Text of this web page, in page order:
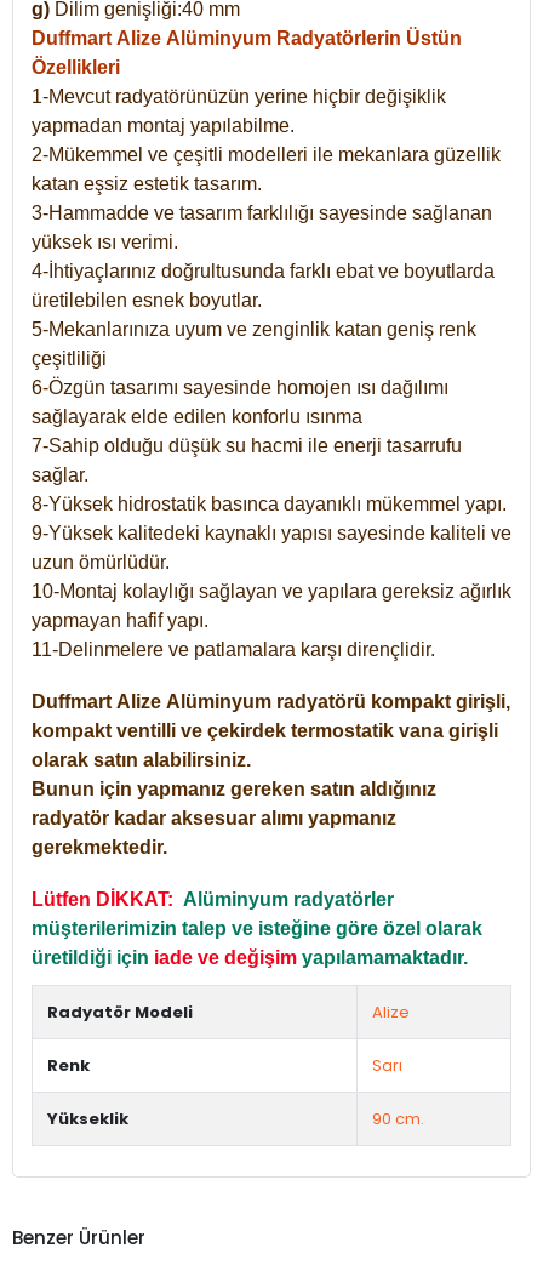
g) Dilim genişliği:40 mm
Duffmart Alize Alüminyum Radyatörlerin Üstün
Özellikleri
1-Mevcut radyatörünüzün yerine hiçbir değişiklik
yapmadan montaj yapılabilme.
2-Mükemmel ve çeşitli modelleri ile mekanlara güzellik
katan eşsiz estetik tasarım.
3-Hammadde ve tasarım farklılığı sayesinde sağlanan
yüksek ısı verimi.
4-İhtiyaçlarınız doğrultusunda farklı ebat ve boyutlarda
üretilebilen esnek boyutlar.
5-Mekanlarınıza uyum ve zenginlik katan geniş renk
çeşitliliği
6-Özgün tasarımı sayesinde homojen ısı dağılımı
sağlayarak elde edilen konforlu ısınma
7-Sahip olduğu düşük su hacmi ile enerji tasarrufu
sağlar.
8-Yüksek hidrostatik basınca dayanıklı mükemmel yapı.
9-Yüksek kalitedeki kaynaklı yapısı sayesinde kaliteli ve
uzun ömürlüdür.
10-Montaj kolaylığı sağlayan ve yapılara gereksiz ağırlık
yapmayan hafif yapı.
11-Delinmelere ve patlamalara karşı dirençlidir.
Duffmart Alize Alüminyum radyatörü kompakt girişli,
kompakt ventilli ve çekirdek termostatik vana girişli
olarak satın alabilirsiniz.
Bunun için yapmanız gereken satın aldığınız
radyatör kadar aksesuar alımı yapmanız
gerekmektedir.
Lütfen DİKKAT: Alüminyum radyatörler
müşterilerimizin talep ve isteğine göre özel olarak
üretildiği için iade ve değişim yapılamamaktadır.
Radyatör Modeli Alize
Renk Sarı
Yükseklik 90 cm.
Benzer Ürünler